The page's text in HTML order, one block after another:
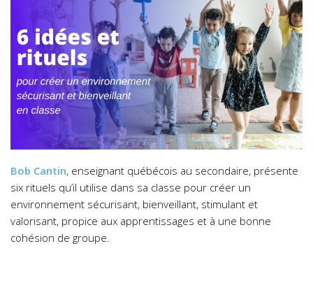
Bob Cantin, enseignant québécois au secondaire, présente
six rituels qu’il utilise dans sa classe pour créer un
environnement sécurisant, bienveillant, stimulant et
valorisant, propice aux apprentissages et à une bonne
cohésion de groupe.